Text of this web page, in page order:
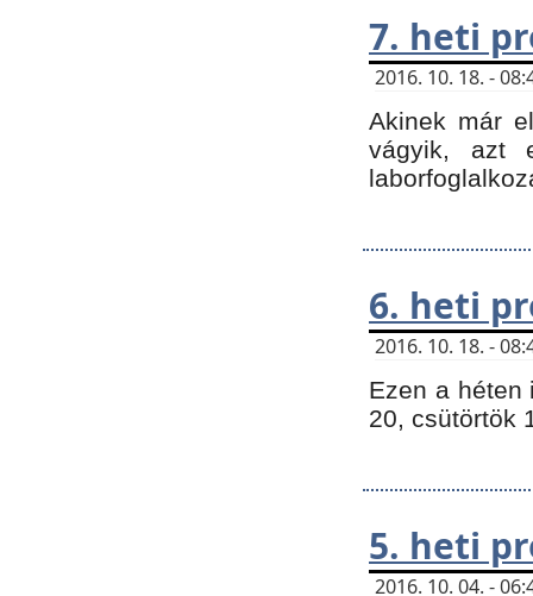
7. heti
2016. 10. 18. -
Akinek már
vágyik, azt
6. heti
2016. 10. 18. -
Ezen a héten
20, csütörtök
5. heti
2016. 10. 04. -